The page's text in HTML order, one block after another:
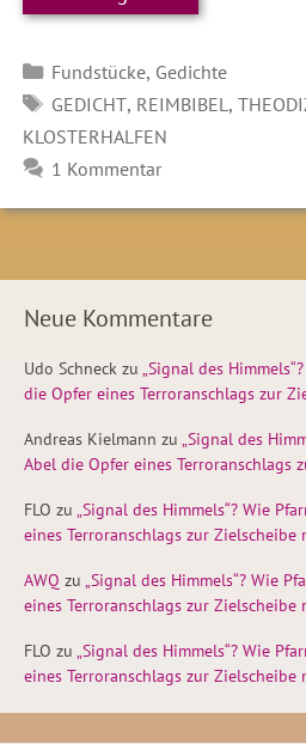
Kategorien
Fundstücke, Gedichte
SCHLAGWÖRTER
GEDICHT, REIMBIBEL ,
KLOSTERHALFEN
1 Kommentar
Neue Kommentare
Udo Schneck zu „Signal des
die Opfer eines Terroranschlags zur
Andreas Kielmann zu „Signal des
Abel die Opfer eines Terroranschlags
FLO zu „Signal des Himmels“? Wie
eines Terroranschlags zur Zielscheibe
AWQ zu „Signal des Himmels“? Wie
eines Terroranschlags zur Zielscheibe
FLO zu „Signal des Himmels“? Wie
eines Terroranschlags zur Zielscheibe